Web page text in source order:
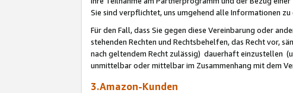
Sie sind verpflichtet, uns umgehend alle Informationen
Für den Fall, dass Sie gegen diese Vereinbarung oder
stehenden Rechten und Rechtsbehelfen, das Recht vor,
nach geltendem Recht zulässig) dauerhaft einzustellen
unmittelbar oder mittelbar im Zusammenhang mit dem
3.Amazon-Kunden